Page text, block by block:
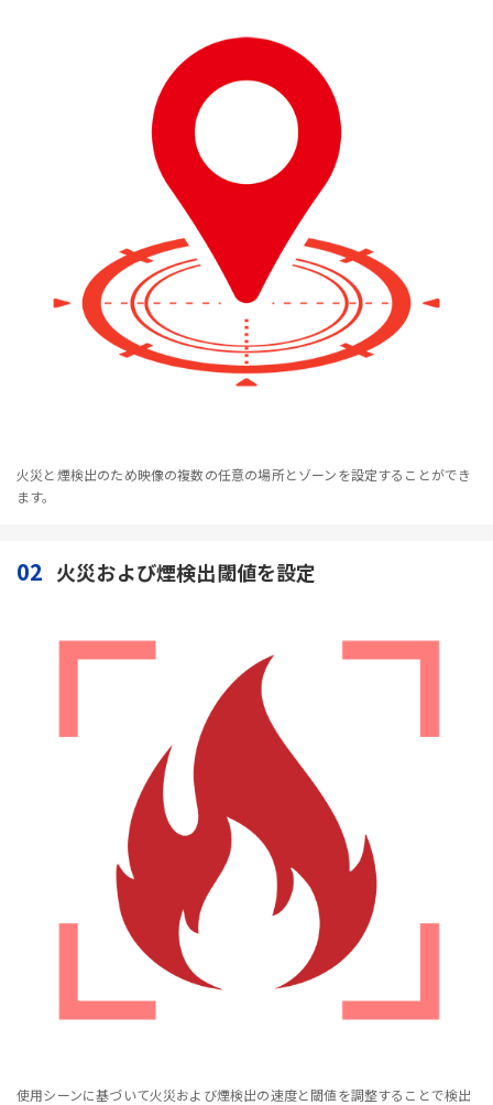
火災と煙検出のため映像の複数の任意の場所とゾーンを設定することができ
ます。
02 火災および煙検出閾値を設定
使用シーンに基づいて火災および煙検出の速度と閾値を調整することで検出